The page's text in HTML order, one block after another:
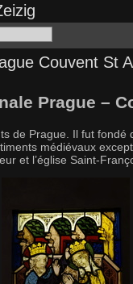
Couvent St
Prague –
de Prague. Il fut
médiévaux
et l’église Saint-